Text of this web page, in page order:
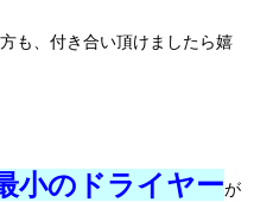
も、付き合い頂けましたら嬉
小のドライヤーが